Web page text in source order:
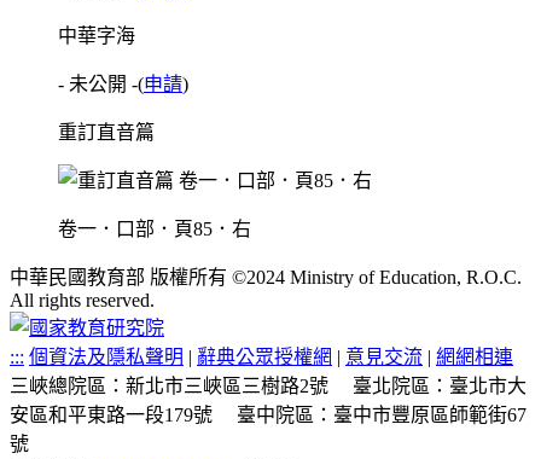
中華字海
- 未公開 -(申請)
重訂直音篇
卷一．口部．頁85．右
中華民國教育部 版權所有 ©2024 Ministry of Education, R.O.C.
All rights reserved.
::: 個資法及隱私聲明 | 辭典公眾授權網 | 意見交流 | 網網相連
三峽總院區：新北市三峽區三樹路2號
臺北院區：臺北市大
安區和平東路一段179號
臺中院區：臺中市豐原區師範街67
號